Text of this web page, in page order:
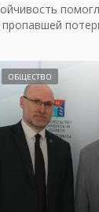
пропавшей
ОБЩЕСТВО